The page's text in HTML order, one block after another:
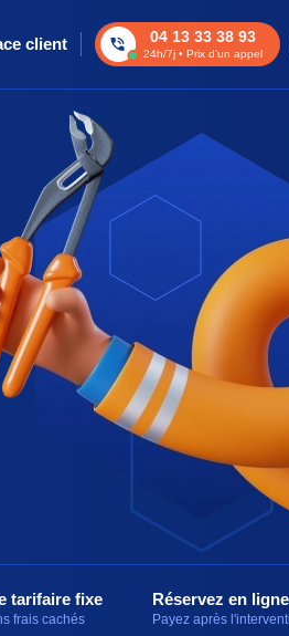
client 04 13 33 38 93
24h/7j • Prix d’un appel
tarifaire fixe
frais cachés
Réservez en ligne
Payez après